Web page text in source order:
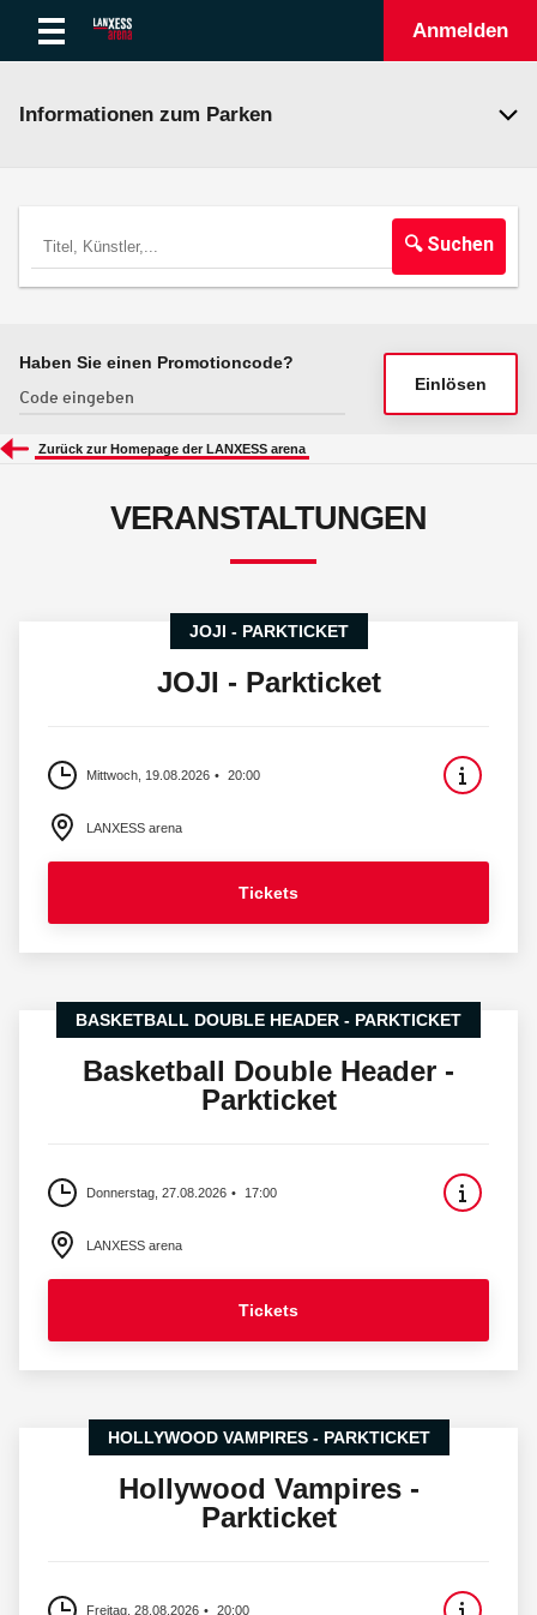
Anmelden
Informationen zum Parken
🔍 Suchen
Haben Sie einen Promotioncode?
Einlösen
Zurück zur Homepage der LANXESS arena
VERANSTALTUNGEN
JOJI - PARKTICKET
JOJI - Parkticket
Mittwoch, 19.08.2026 20:00
LANXESS arena
Tickets
BASKETBALL DOUBLE HEADER - PARKTICKET
Basketball Double Header -
Parkticket
Donnerstag, 27.08.2026 17:00
LANXESS arena
Tickets
HOLLYWOOD VAMPIRES - PARKTICKET
Hollywood Vampires -
Parkticket
Freitag, 28.08.2026 20:00